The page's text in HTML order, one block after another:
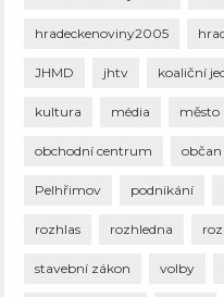
hradeckenoviny2005
JHMD jhtv koaliční
kultura média město
obchodní centrum občan
Pelhřimov podnikání
rozhlas rozhledna
stavební zákon volby